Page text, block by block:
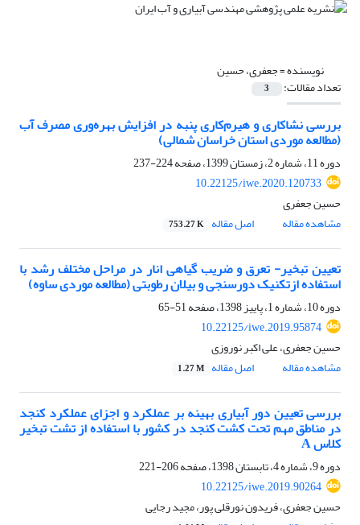
نویسنده =جعفری، حسین
تعداد مقالات: 3
بررسی نشاکاری و هیرم‌کاری پنبه در افزایش بهره‌وری مصرف آب
(مطالعه موردی استان خراسان شمالی)
دوره 11، شماره 2، زمستان 1399، صفحه
224-237
10.22125/iwe.2020.120733
حسین جعفری
مشاهده مقاله
اصل مقاله 753.27 K
تعیین تبخیر- تعرق و ضریب گیاهی انار در مراحل مختلف رشد با
استفاده ازتکنیک دورسنجی و بیلان رطوبتی (مطالعه موردی ساوه)
دوره 10، شماره 1، پاییز 1398، صفحه
51-65
10.22125/iwe.2019.95874
حسین جعفری، علی اکبر نوروزی
مشاهده مقاله
اصل مقاله 1.27 M
بررسی تعیین دور آبیاری بهینه بر عملکرد و اجزای عملکرد کنجد
در مناطق مهم تحت کشت کنجد در کشور با استفاده از تشت تبخیر
کلاس A
دوره 9، شماره 4، تابستان 1398، صفحه
206-221
10.22125/iwe.2019.90264
حسین جعفری، فریدون نورقلی پور، مجید رجایی